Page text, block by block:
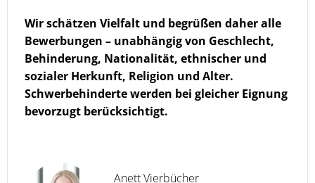
Wir schätzen Vielfalt und begrüßen daher alle
Bewerbungen – unabhängig von Geschlecht,
Behinderung, Nationalität, ethnischer und
sozialer Herkunft, Religion und Alter.
Schwerbehinderte werden bei gleicher Eignung
bevorzugt berücksichtigt.
Anett Vierbücher